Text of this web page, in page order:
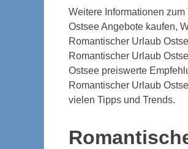
Weitere Informationen
Ostsee Angebote kaufen,
Romantischer Urlaub
Romantischer Urlaub
Ostsee preiswerte
Romantischer Urlaub
vielen Tipps und Trends.